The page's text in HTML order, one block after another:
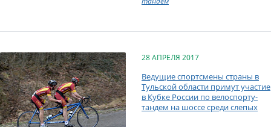
28 АПРЕЛЯ 2017
Ведущие спортсмены страны в
Тульской области примут участие
в Кубке России по велоспорту-
тандем на шоссе среди слепых